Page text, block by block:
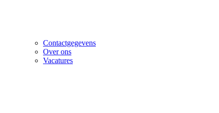
Contactgegevens
Over ons
Vacatures